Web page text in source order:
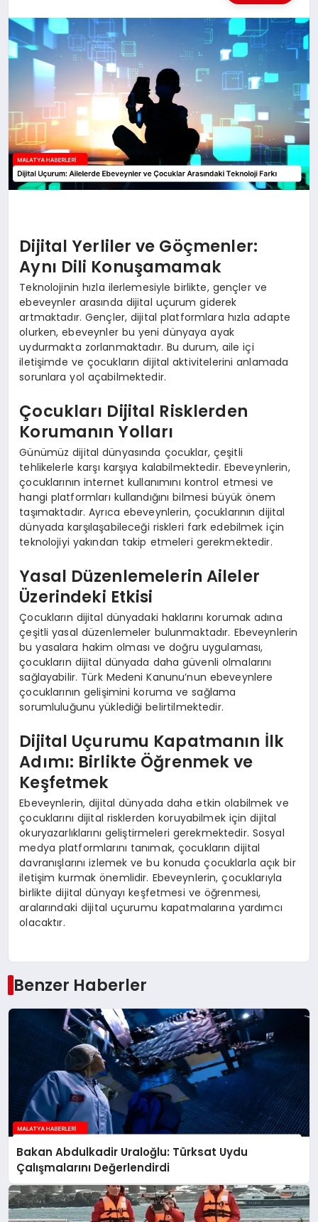
SAĞLIK
SIYASET
TEKNOLOJI
Dijital Yerliler ve Göçmenler:
Aynı Dili Konuşamamak
Teknolojinin hızla ilerlemesiyle birlikte, gençler ve
ebeveynler arasında dijital uçurum giderek
artmaktadır. Gençler, dijital platformlara hızla adapte
olurken, ebeveynler bu yeni dünyaya ayak
uydurmakta zorlanmaktadır. Bu durum, aile içi
iletişimde ve çocukların dijital aktivitelerini anlamada
sorunlara yol açabilmektedir.
Çocukları Dijital Risklerden
Korumanın Yolları
Günümüz dijital dünyasında çocuklar, çeşitli
tehlikelerle karşı karşıya kalabilmektedir. Ebeveynlerin,
çocuklarının internet kullanımını kontrol etmesi ve
hangi platformları kullandığını bilmesi büyük önem
taşımaktadır. Ayrıca ebeveynlerin, çocuklarının dijital
dünyada karşılaşabileceği riskleri fark edebilmek için
teknolojiyi yakından takip etmeleri gerekmektedir.
Yasal Düzenlemelerin Aileler
Üzerindeki Etkisi
Çocukların dijital dünyadaki haklarını korumak adına
çeşitli yasal düzenlemeler bulunmaktadır. Ebeveynlerin
bu yasalara hakim olması ve doğru uygulaması,
çocukların dijital dünyada daha güvenli olmalarını
sağlayabilir. Türk Medeni Kanunu’nun ebeveynlere
çocuklarının gelişimini koruma ve sağlama
sorumluluğunu yüklediği belirtilmektedir.
Dijital Uçurumu Kapatmanın İlk
Adımı: Birlikte Öğrenmek ve
Keşfetmek
Ebeveynlerin, dijital dünyada daha etkin olabilmek ve
çocuklarını dijital risklerden koruyabilmek için dijital
okuryazarlıklarını geliştirmeleri gerekmektedir. Sosyal
medya platformlarını tanımak, çocukların dijital
davranışlarını izlemek ve bu konuda çocuklarla açık bir
iletişim kurmak önemlidir. Ebeveynlerin, çocuklarıyla
birlikte dijital dünyayı keşfetmesi ve öğrenmesi,
aralarındaki dijital uçurumu kapatmalarına yardımcı
olacaktır.
Benzer Haberler
Bakan Abdulkadir Uraloğlu: Türksat Uydu
Çalışmalarını Değerlendirdi